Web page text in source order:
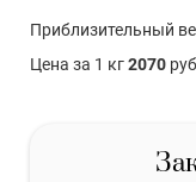
Приблизительный
Цена за 1 кг2070